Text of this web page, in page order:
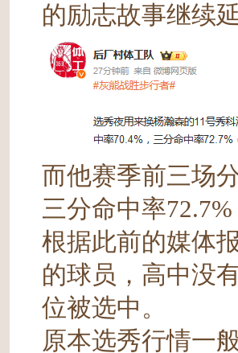
的励志故事继续延
而他赛季前三场
三分命中率
根据此前的媒体
的球员，高中没
位被选中。
原本选秀行情一